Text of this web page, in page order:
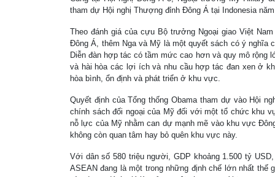
tham dự Hội nghị Thượng đỉnh Đông Á tại Indonesia năm
Theo đánh giá của cựu Bộ trưởng Ngoại giao Việt
Đông Á, thêm Nga và Mỹ là một quyết sách có ý
Diễn đàn hợp tác có tầm mức cao hơn và quy mô
và hài hòa các lợi ích và nhu cầu hợp tác đan xen ở
hòa bình, ổn định và phát triển ở khu vực.
Quyết định của Tổng thống Obama tham dự vào Hội
chính sách đối ngoại của Mỹ đối với một tổ chức khu
nỗ lực của Mỹ nhằm can dự mạnh mẽ vào khu vực
không còn quan tâm hay bỏ quên khu vực này.
Với dân số 580 triệu người, GDP khoảng 1.500 tỷ
ASEAN đang là một trong những định chế lớn nhất